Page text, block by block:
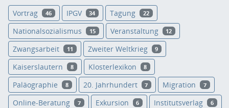
Vortrag 46 IPGV 34 Tagung 22
Nationalsozialismus 15 Veranstaltung 12
Zwangsarbeit 11 Zweiter Weltkrieg 9
Kaiserslautern 8 Klosterlexikon 8
Paläographie 8 20. Jahrhundert 7 Migration 7
Online-Beratung 7 Exkursion 6 Institutsverlag 6